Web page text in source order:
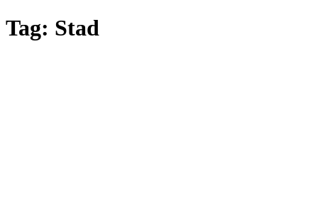
Tag: Stad